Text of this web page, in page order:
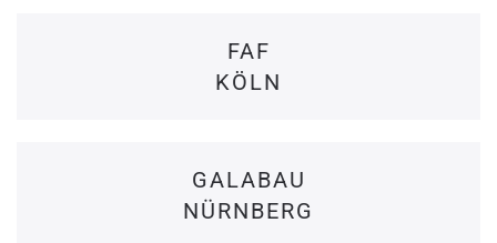
FAF
KÖLN
GALABAU
NÜRNBERG